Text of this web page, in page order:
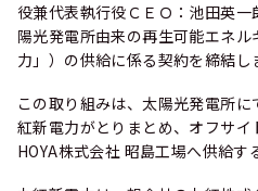
役兼代表執行役ＣＥＯ：池田英
陽光発電所由来の再生可能エネ
力」）の供給に係る契約を締結し
この取り組みは、太陽光発電所
紅新電力がとりまとめ、オフサイ
HOYA株式会社 昭島工場へ供給す